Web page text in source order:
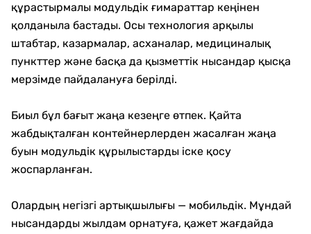
құрастырмалы модульдік ғимараттар кеңінен
қолданыла бастады. Осы технология арқылы
штабтар, казармалар, асханалар, медициналық
пункттер және басқа да қызметтік нысандар қысқа
мерзімде пайдалануға берілді.
Биыл бұл бағыт жаңа кезеңге өтпек. Қайта
жабдықталған контейнерлерден жасалған жаңа
буын модульдік құрылыстарды іске қосу
жоспарланған.
Олардың негізгі артықшылығы — мобильдік. Мұндай
нысандарды жылдам орнатуға, қажет жағдайда